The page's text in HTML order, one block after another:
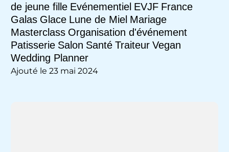
de jeune fille Evénementiel EVJF France
Galas Glace Lune de Miel Mariage
Masterclass Organisation d'événement
Patisserie Salon Santé Traiteur Vegan
Wedding Planner
Ajouté le 23 mai 2024